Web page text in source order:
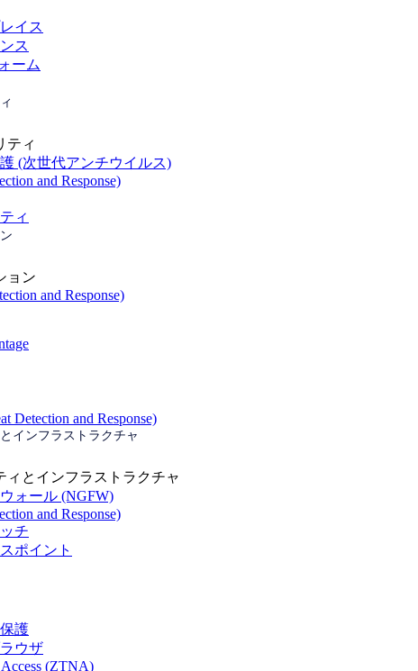
イス
ス
ーム
ティ
(次世代アンチウイルス)
and Response)
ィ
ョン
and Response)
Detection and Response)
インフラストラクチャ
ィとインフラストラクチャ
ォール (NGFW)
and Response)
チ
ポイント
護
ウザ
(ZTNA)